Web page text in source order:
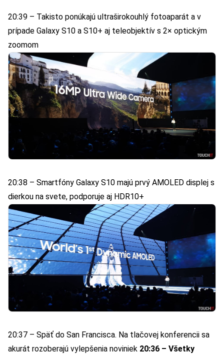
20:39 – Takisto ponúkajú ultraširokouhlý fotoaparát a v
prípade Galaxy S10 a S10+ aj teleobjektív s 2× optickým
zoomom
20:38 – Smartfóny Galaxy S10 majú prvý AMOLED displej s
dierkou na svete, podporuje aj HDR10+
20:37 – Späť do San Francisca. Na tlačovej konferencii sa
akurát rozoberajú vylepšenia noviniek 20:36 – Všetky